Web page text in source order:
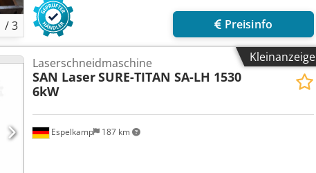
/3 Preisinfo
Kleinanzeige
Espelkamp 187 km
Laserschneidmaschine
SAN LaserSURE-TITAN SA-LH 1530
6kW